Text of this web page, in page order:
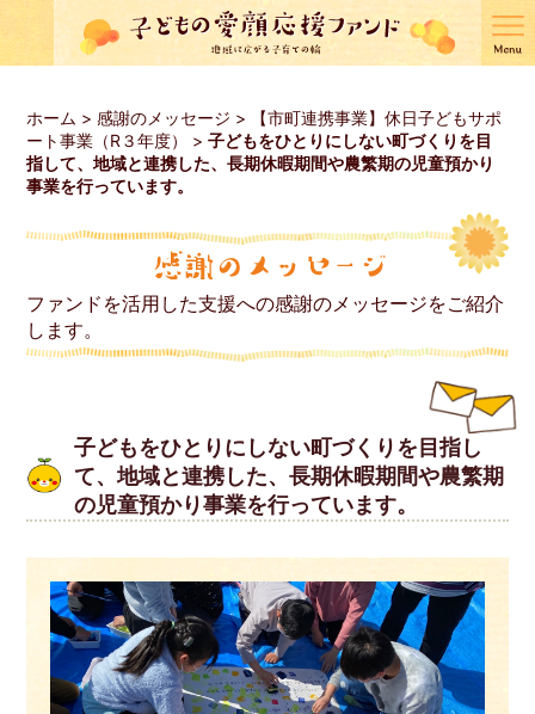
ホーム >感謝のメッセージ >
【市町連携事業】休日子どもサポ
ート事業（R３年度）
>子どもをひとりにしない町づくりを目
指して、地域と連携した、長期休暇期間や農繁期の児童預かり
事業を行っています。
ファンドを活用した支援への感謝のメッセージをご紹介
します。
子どもをひとりにしない町づくりを目指し
て、地域と連携した、長期休暇期間や農繁期
の児童預かり事業を行っています。